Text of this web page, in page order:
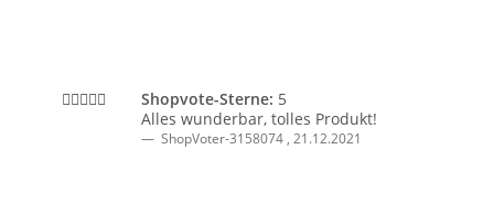
Shopvote-Sterne: 5
Alles wunderbar, tolles Produkt!
ShopVoter-3158074 , 21.12.2021